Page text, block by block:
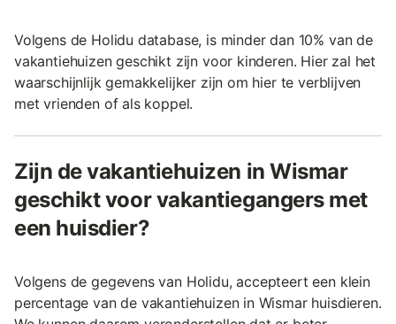
Volgens de Holidu database, is minder dan 10% van de
vakantiehuizen geschikt zijn voor kinderen. Hier zal het
waarschijnlijk gemakkelijker zijn om hier te verblijven
met vrienden of als koppel.
Zijn de vakantiehuizen in Wismar
geschikt voor vakantiegangers met
een huisdier?
Volgens de gegevens van Holidu, accepteert een klein
percentage van de vakantiehuizen in Wismar huisdieren.